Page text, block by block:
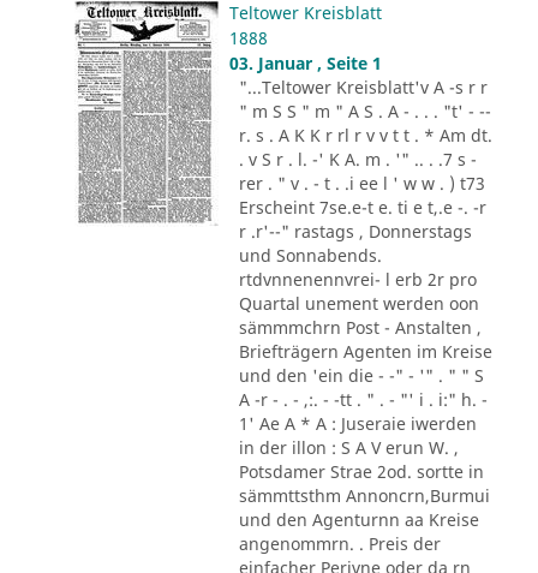
Teltower Kreisblatt
1888
03. Januar , Seite 1
"...Teltower Kreisblatt'v A -s r r
" m S S " m " A S . A - . . . "t' - --
r. s . A K K r rl r v v t t . * Am dt.
. v S r . l. -' K A. m . '" .. . .7 s -
rer . " v . - t . .i ee l ' w w . ) t73
Erscheint 7se.e-t e. ti e t,.e -. -r
r .r'--" rastags , Donnerstags
und Sonnabends.
rtdvnnenennvrei- l erb 2r pro
Quartal unement werden oon
sämmmchrn Post - Anstalten ,
Briefträgern Agenten im Kreise
und den 'ein die - -" - '" . " " S
A -r - . - ,:. - -tt . " . - "' i . i:" h. -
1' Ae A * A : Juseraie iwerden
in der illon : S A V erun W. ,
Potsdamer Strae 2od. sortte in
sämmttsthm Annoncrn,Burmui
und den Agenturnn aa Kreise
angenommrn. . Preis der
einfacher Perivne oder da rn